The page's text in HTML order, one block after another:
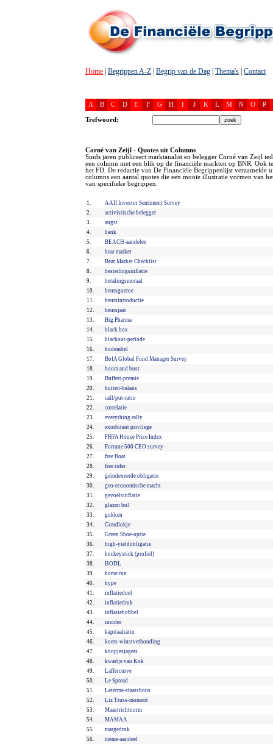
Home Begrippen A-Z Begrip van de Dag Thema's Contact
A B C D E F G H I J K L M N O P
Trefwoord:
Corné van Zeijl - Quotes uit Columns
Sinds jaren publiceert marktanalist en belegger Corné van Zeijl
een column met een blik op de financiële markten op BNR. Ook
het FD. De redactie van De Financiële Begrippenlijst verzamelde
columns een aantal quotes die een mooie illustratie vormen van
van specifieke begrippen.
1.
AAII Investor Sentiment Survey
2.
activistische belegger
3.
angst
4.
bank
5.
BEACH-aandelen
6.
bear market
7.
Bear Market Checklist
8.
bestedingsinflatie
9.
betalingsmoraal
10.
beursgoeroe
11.
beursintroductie
12.
beursjaar
13.
Big Pharma
14.
black box
15.
blackout-periode
16.
bodembel
17.
BofA Global Fund Manager Survey
18.
boom and bust
19.
Buffett-premie
20.
buiten-balans
21.
call/put-ratio
22.
correlatie
23.
everything rally
24.
exorbitant privilege
25.
FHFA House Price Index
26.
Fortune 500 CEO survey
27.
free float
28.
free rider
29.
geïndexeerde obligatie
30.
geo-economische macht
31.
gevoelsinflatie
32.
glazen bol
33.
gokken
34.
Goudlokje
35.
Green Shoe-optie
36.
high-yieldobligatie
37.
hockeystick (profiel)
38.
HODL
39.
home run
40.
hype
41.
inflatiedoel
42.
inflatiedruk
43.
inflatiehobbel
44.
insider
45.
kapitaalratio
46.
koers-winstverhouding
47.
koopjesjagers
48.
kwartje van Kok
49.
Laffercurve
50.
Le Spread
51.
Leterme-staatsbons
52.
Liz Truss-moment
53.
Maastrichtnorm
54.
MAMAA
55.
margedruk
56.
meme-aandeel